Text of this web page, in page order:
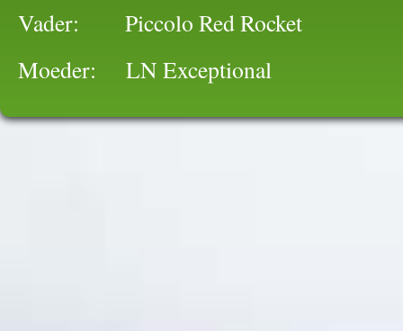
Vader: Piccolo Red Rocket
Moeder: LN Exceptional